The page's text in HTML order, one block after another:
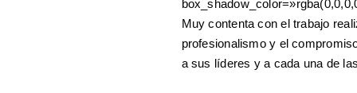
Muy contenta con el trabajo
profesionalismo y el
a sus líderes y a cada una de